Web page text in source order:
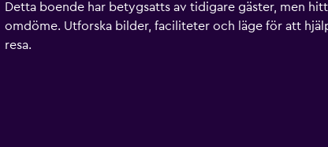
Detta boende har betygsatts av tidigare gäster, men
omdöme. Utforska bilder, faciliteter och läge för att
resa.